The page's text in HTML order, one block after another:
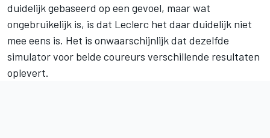
duidelijk gebaseerd op een gevoel, maar wat
ongebruikelijk is, is dat Leclerc het daar duidelijk niet
mee eens is. Het is onwaarschijnlijk dat dezelfde
simulator voor beide coureurs verschillende resultaten
oplevert.